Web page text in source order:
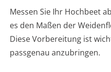
Messen Sie Ihr Hochbeet
es den Maßen der
Diese Vorbereitung ist
passgenau anzubringen.